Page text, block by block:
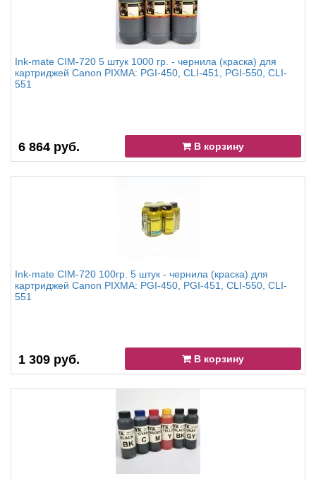
Ink-mate CIM-720 5 штук 1000 гр. - чернила (краска) для
картриджей Canon PIXMA: PGI-450, CLI-451, PGI-550, CLI-
551
6 864 руб. В корзину
Ink-mate CIM-720 100гр. 5 штук - чернила (краска) для
картриджей Canon PIXMA: PGI-450, PGI-451, CLI-550, CLI-
551
1 309 руб. В корзину